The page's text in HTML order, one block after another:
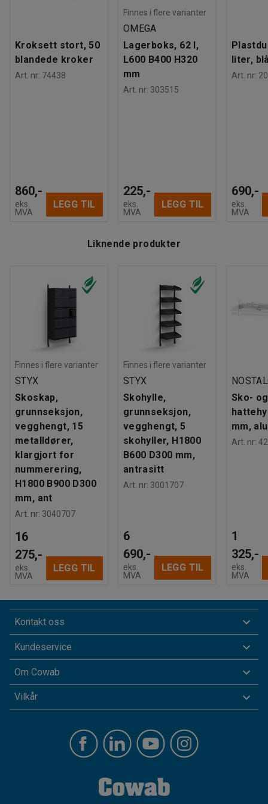
Kroksett stort, 50
blandede kroker
Art. nr: 74438
860,-
eks.
MVA
LEGG TIL
Finnes i flere varianter
OMEGA
Lagerboks, 62 l,
L600 B400 H320
mm
Art. nr: 303515
225,-
eks.
MVA
LEGG TIL
liter,
Art. nr:
690,-
eks.
MVA
Liknende produkter
Finnes i flere varianter
STYX
Skoskap,
grunnseksjon,
vegghengt, 15
metalldører,
klargjort for
nummerering,
H1800 B900 D300
mm, ant
Art. nr: 3040707
16
275,-
eks.
MVA
LEGG TIL
Finnes i flere varianter
STYX
Skohylle,
grunnseksjon,
vegghengt, 5
skohyller, H1800
B600 D300 mm,
antrasitt
Art. nr: 3001707
6
690,-
eks.
MVA
LEGG TIL
Sko- og
mm,
Art. nr:
1
325,-
eks.
MVA
Kontakt oss
Kundeservice
Om Cowab
Vilkår